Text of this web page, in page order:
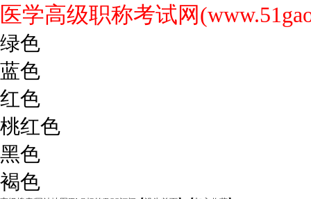
医学高级职称考试网
绿色
蓝色
红色
桃红色
黑色
褐色